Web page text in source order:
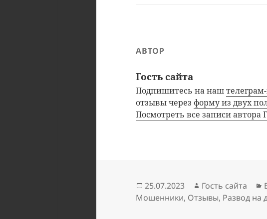
АВТОР
Гость сайта
Подпишитесь на наш
отзывы через форму из двух
Посмотреть все записи автора
Опубликовано
25.07.2023 Автор
Гость сайта
Мошенники, Отзывы, Развод на